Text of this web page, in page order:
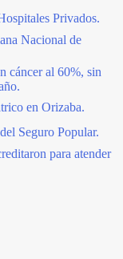
Privados.
Nacional de
cáncer al 60%, sin
en Orizaba.
Seguro Popular.
para atender